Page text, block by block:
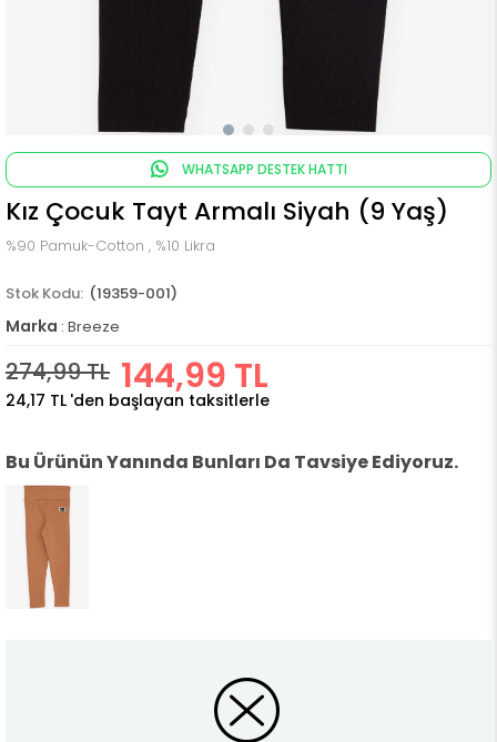
WHATSAPP DESTEK HATTI
Kız Çocuk Tayt Armalı Siyah (9 Yaş)
%90 Pamuk-Cotton , %10 Likra
(19359-001)
Marka : Breeze
274,99 TL 144,99 TL
24,17 TL 'den başlayan taksitlerle
Bu Ürünün Yanında Bunları Da Tavsiye Ediyoruz.